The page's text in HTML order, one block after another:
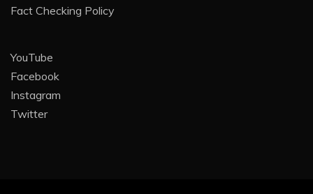
Fact Checking Policy
YouTube
Facebook
Instagram
Twitter